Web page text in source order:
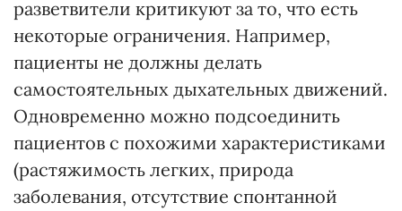
разветвители критикуют за то, что есть
некоторые ограничения. Например,
пациенты не должны делать
самостоятельных дыхательных движений.
Одновременно можно подсоединить
пациентов с похожими характеристиками
(растяжимость легких, природа
заболевания, отсутствие спонтанной